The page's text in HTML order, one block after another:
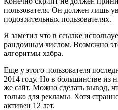
пользователя. Он должен лишь
подозрительных пользователях.
Я заметил что в ссылке
рандомным числом. Возможно
алгоритмы хабра.
Еще у этого пользователя
2014 году. Но в большинстве из
же сайт. Можно сделать вывод,
только для рекламы. Хотя
активен 12 лет.